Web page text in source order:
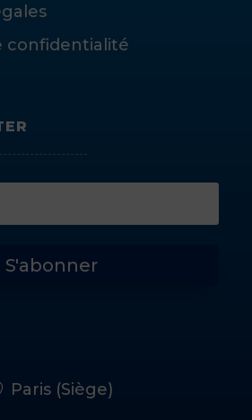
confidentialité
S'abonner
Paris (Siège)